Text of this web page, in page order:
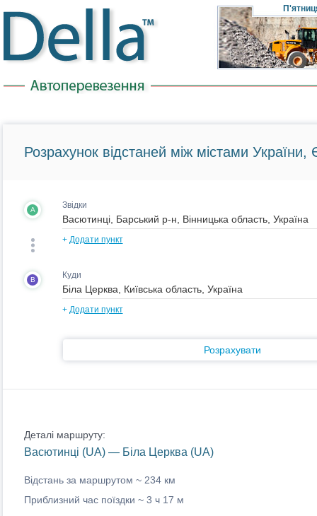
Розрахунок відстаней між містами України,
A Звідки
+ Додати пункт
B Куди
+ Додати пункт
Розрахувати
Деталі маршруту:
Васютинці (UA) — Біла Церква (UA)
Відстань за маршрутом ~ 234 км
Приблизний час поїздки ~ 3 ч 17 м